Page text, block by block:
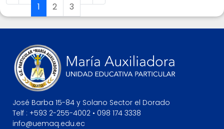
1 2 3
José Barba 15-84 y Solano Sector el Dorado
Telf : +593 2-255-4002 • 098 174 3338
info@uemaq.edu.ec